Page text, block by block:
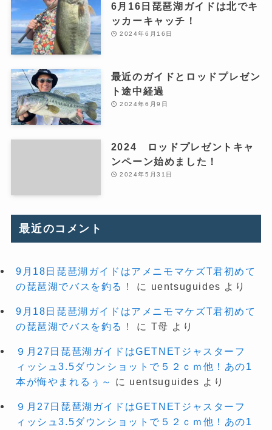
6月16日琵琶湖ガイドは北でキ
ッカーキャッチ！
2024年6月16日
最近のガイドとロッドプレゼン
ト途中経過
2024年6月9日
2024 ロッドプレゼントキャ
ンペーン始めました！
2024年5月31日
最近のコメント
9月18日琵琶湖ガイドはアメニモマケズT君初めて
の琵琶湖でバスを釣る！
に uentsuguides より
9月18日琵琶湖ガイドはアメニモマケズT君初めて
の琵琶湖でバスを釣る！
に T母 より
９月27日琵琶湖ガイドはGETNETジャスターフ
ィッシュ3.5ダウンショットで５２ｃｍ他！あの1
本が悔やまれるぅ～
に uentsuguides より
９月27日琵琶湖ガイドはGETNETジャスターフ
ィッシュ3.5ダウンショットで５２ｃｍ他！あの1